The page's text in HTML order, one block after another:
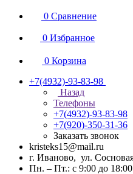
0 Сравнение
0 Избранное
0 Корзина
+7(4932)-93-83-98
Назад
Телефоны
+7(4932)-93-83-98
+7(920)-350-31-36
Заказать звонок
kristeks15@mail.ru
г. Иваново, ул.
Пн. – Пт.: с 9:00 до 18:00